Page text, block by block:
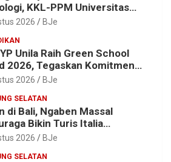
KKL-PPM Universitas
Kenalkan AI Barcode
2026 BJe
Unila Raih Green School
2026, Tegaskan Komitmen
Sekolah Ramah
2026 BJe
SELATAN
di Bali, Ngaben Massal
Bikin Turis Italia
Puluhan Ribu Orang Ikut
2026 BJe
SELATAN